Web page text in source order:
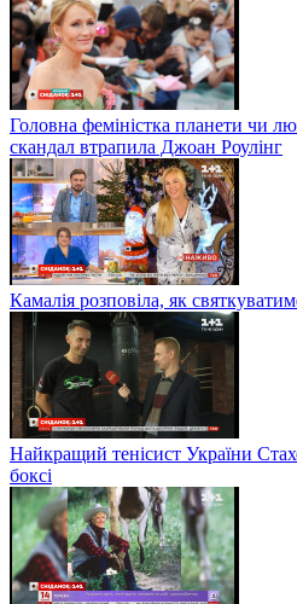
Головна феміністка планети чи
скандал втрапила Джоан Роулінг
Камалія розповіла, як
Найкращий тенісист України
боксі